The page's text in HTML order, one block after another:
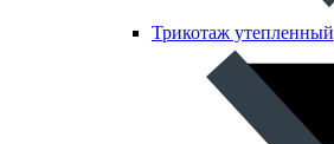
Трикотаж утепленный